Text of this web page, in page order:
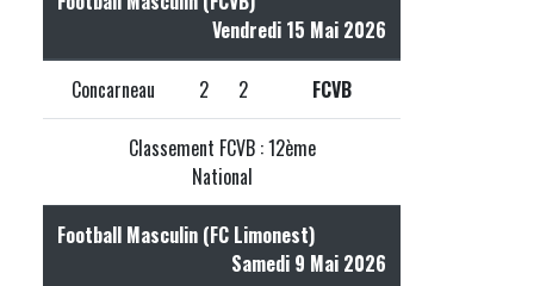
Vendredi 15 Mai 2026
Concarneau 2 2 FCVB
Classement FCVB : 12ème
National
Football Masculin (FC Limonest)
Samedi 9 Mai 2026